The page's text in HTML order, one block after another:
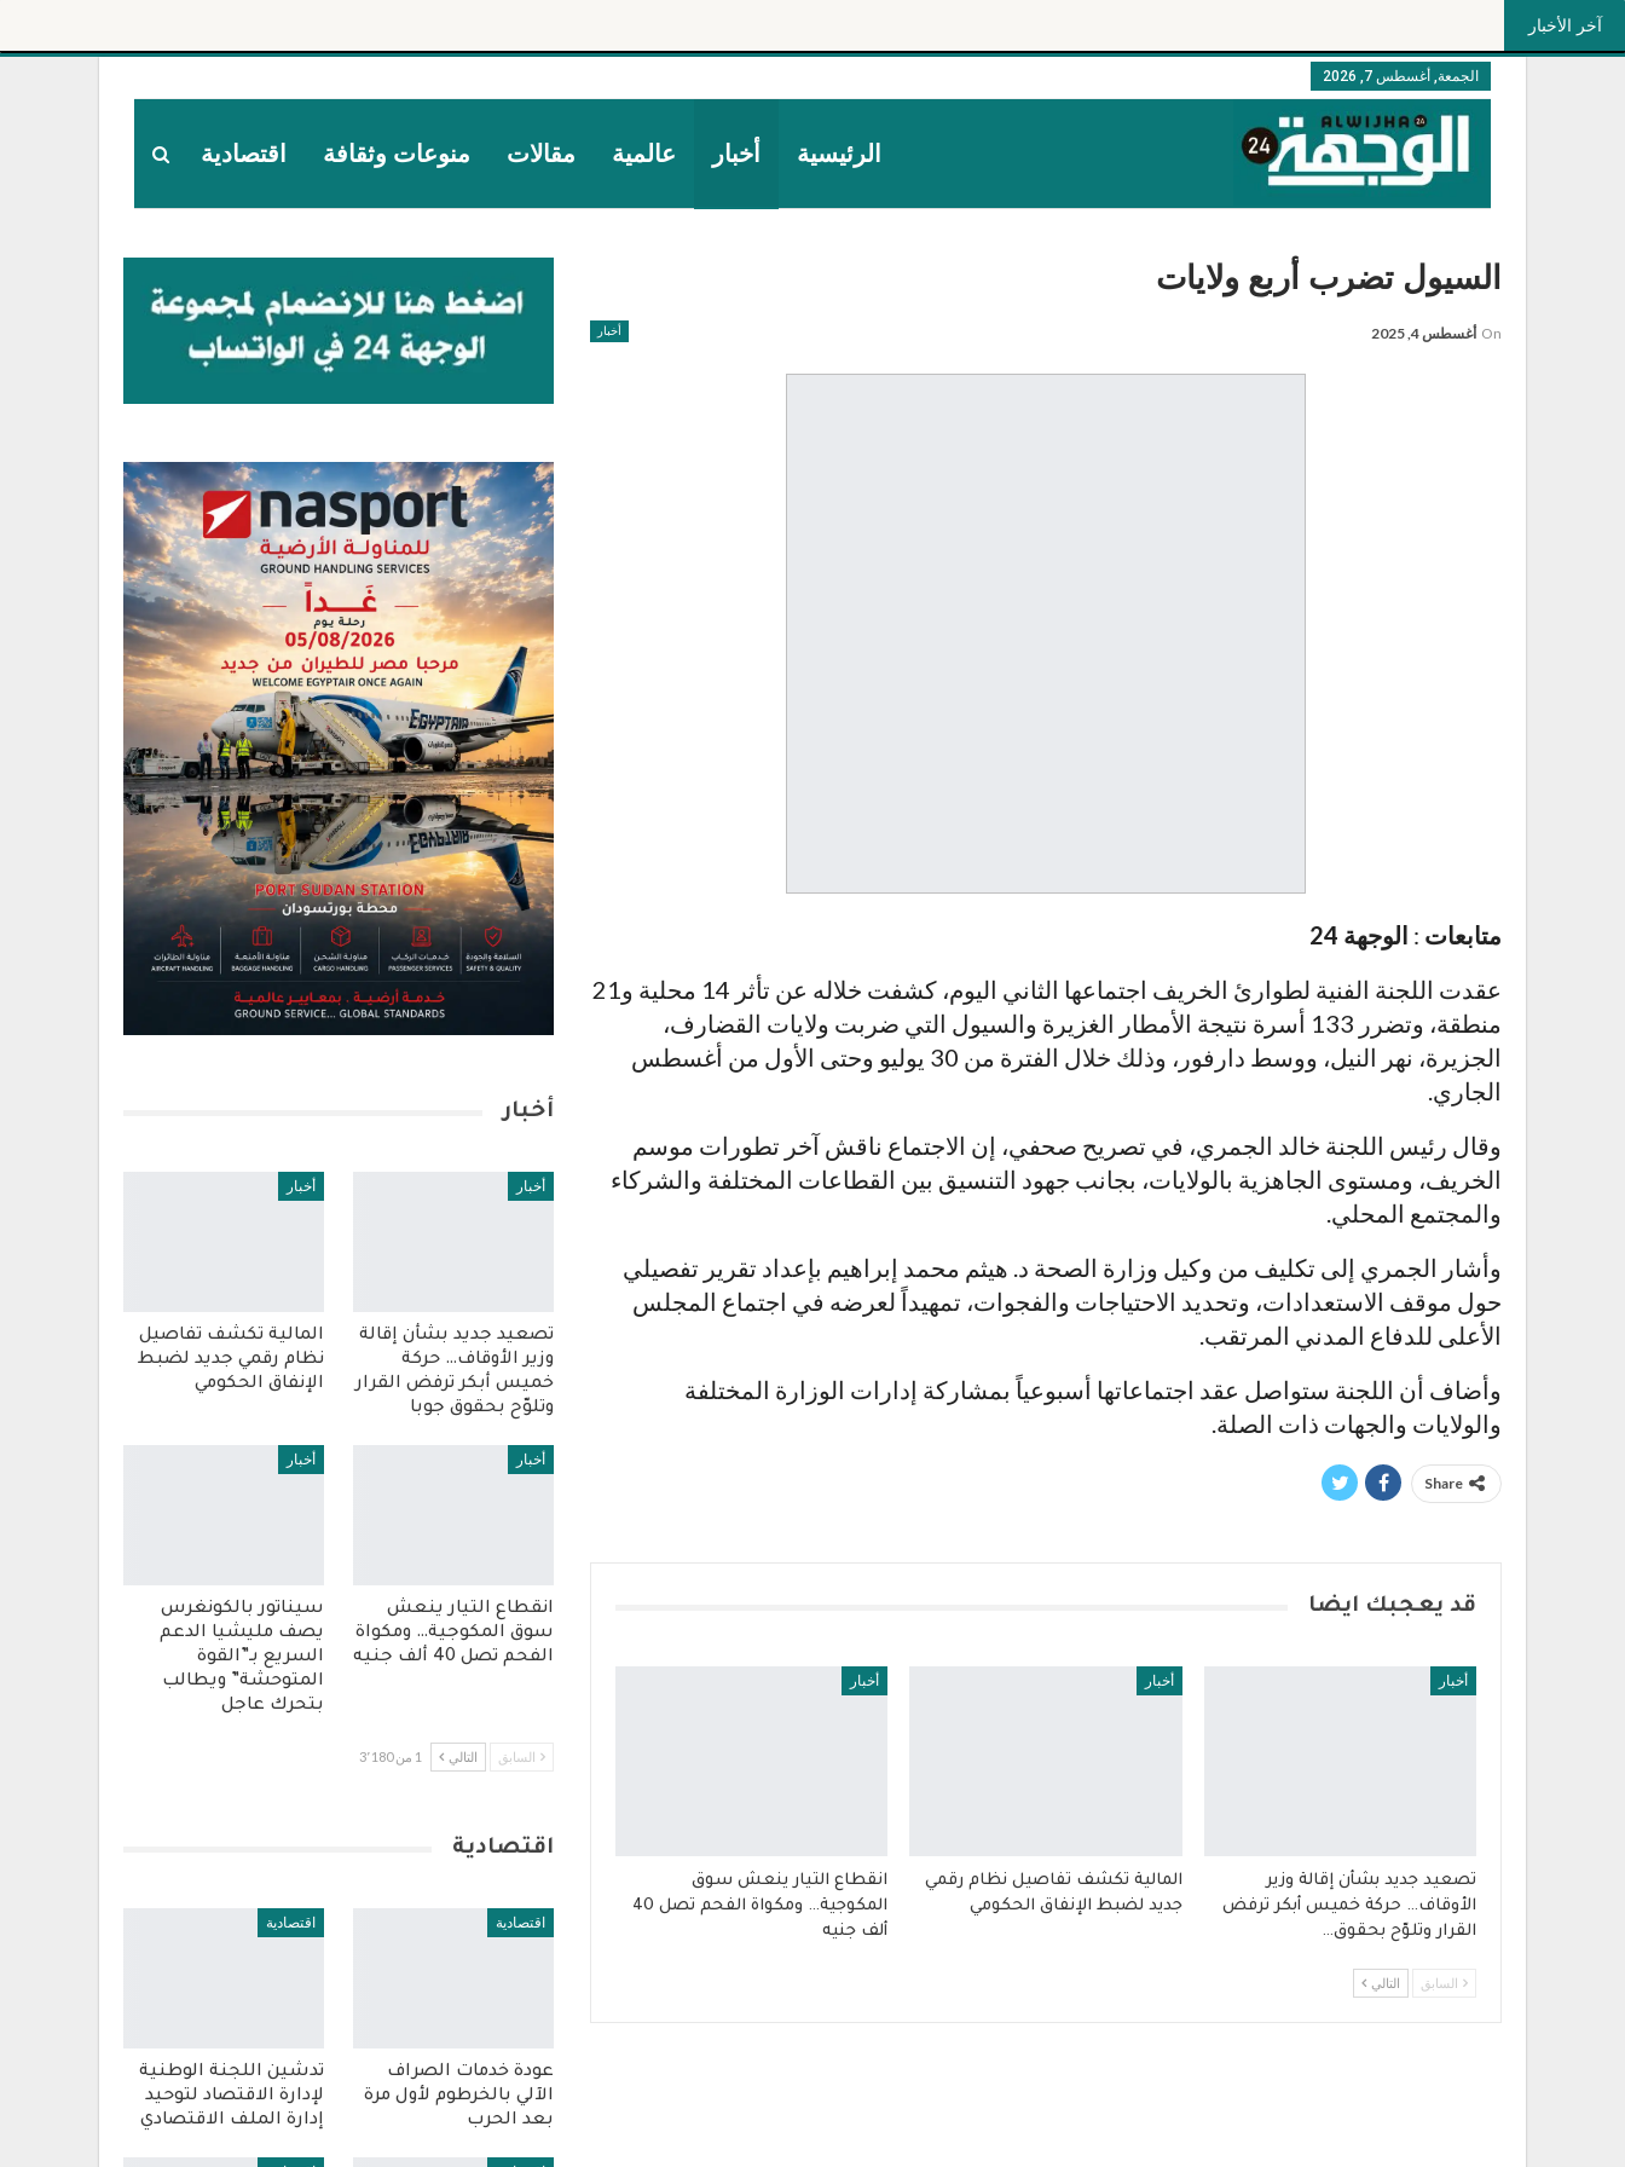
آخر الأخبار
الجمعة, أغسطس 7, 2026
الرئيسية أخبار عالمية مقالات منوعات وثقافة اقتصادية
السيول تضرب أربع ولايات
أخبار On أغسطس 4, 2025
متابعات : الوجهة 24
عقدت اللجنة الفنية لطوارئ الخريف اجتماعها الثاني اليوم، كشفت خلاله عن تأثر 14 محلية و21
منطقة، وتضرر 133 أسرة نتيجة الأمطار الغزيرة والسيول التي ضربت ولايات القضارف،
الجزيرة، نهر النيل، ووسط دارفور، وذلك خلال الفترة من 30 يوليو وحتى الأول من أغسطس
الجاري.
وقال رئيس اللجنة خالد الجمري، في تصريح صحفي، إن الاجتماع ناقش آخر تطورات موسم
الخريف، ومستوى الجاهزية بالولايات، بجانب جهود التنسيق بين القطاعات المختلفة والشركاء
والمجتمع المحلي.
وأشار الجمري إلى تكليف من وكيل وزارة الصحة د. هيثم محمد إبراهيم بإعداد تقرير تفصيلي
حول موقف الاستعدادات، وتحديد الاحتياجات والفجوات، تمهيداً لعرضه في اجتماع المجلس
الأعلى للدفاع المدني المرتقب.
وأضاف أن اللجنة ستواصل عقد اجتماعاتها أسبوعياً بمشاركة إدارات الوزارة المختلفة
والولايات والجهات ذات الصلة.
Share
قد يعجبك ايضا
أخبار
تصعيد جديد بشأن إقالة وزير
الأوقاف… حركة خميس أبكر ترفض
القرار وتلوّح بحقوق…
أخبار
المالية تكشف تفاصيل نظام رقمي
جديد لضبط الإنفاق الحكومي
أخبار
انقطاع التيار ينعش سوق
المكوجية… ومكواة الفحم تصل 40
ألف جنيه
السابق التالي
أخبار
أخبار
تصعيد جديد بشأن إقالة
وزير الأوقاف… حركة
خميس أبكر ترفض القرار
وتلوّح بحقوق جوبا
أخبار
المالية تكشف تفاصيل
نظام رقمي جديد لضبط
الإنفاق الحكومي
أخبار
انقطاع التيار ينعش
سوق المكوجية… ومكواة
الفحم تصل 40 ألف جنيه
أخبار
سيناتور بالكونغرس
يصف مليشيا الدعم
السريع بـ”القوة
المتوحشة” ويطالب
بتحرك عاجل
السابق التالي 1 من 3٬180
اقتصادية
اقتصادية
عودة خدمات الصراف
الآلي بالخرطوم لأول مرة
بعد الحرب
اقتصادية
تدشين اللجنة الوطنية
لإدارة الاقتصاد لتوحيد
إدارة الملف الاقتصادي